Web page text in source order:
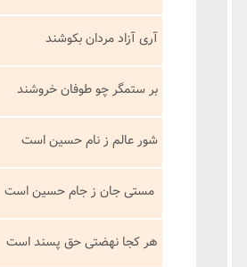
آری آزاد مردان بکوشند
بر ستمگر چو طوفان خروشند
شور عالم ز نام حسین است
مستی جان ز جام حسین است
هر کجا نهضتی حق پسند است